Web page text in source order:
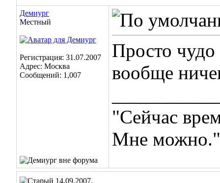
Демиург
Местный
Регистрация: 31.07.2007
Адрес: Москва
Сообщений: 1,007
Просто
вообще
"Сейчас
Мне можно."
14.09.2007,